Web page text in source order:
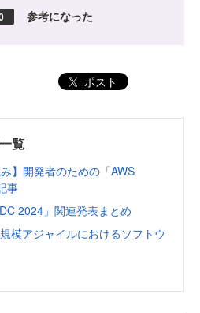
参考になった
ポスト
覧
】開発者のための「AWS
事
2024」関連発表まとめ
模アジャイルにおけるソフトウ